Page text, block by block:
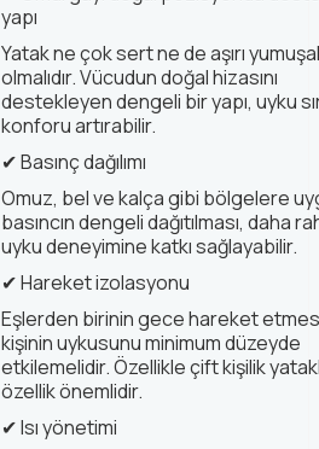
yapı
Yatak ne çok sert ne de aşırı
olmalıdır. Vücudun doğal hizasını
destekleyen dengeli bir yapı, uyku
konforu artırabilir.
✔Basınç dağılımı
Omuz, bel ve kalça gibi bölgelere
basıncın dengeli dağıtılması, daha
uyku deneyimine katkı sağlayabilir.
✔Hareket izolasyonu
Eşlerden birinin gece hareket
kişinin uykusunu minimum düzeyde
etkilemelidir. Özellikle çift kişilik
özellik önemlidir.
✔Isı yönetimi